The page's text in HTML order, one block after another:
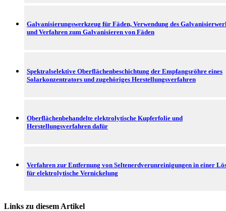
Galvanisierungswerkzeug für Fäden, Verwendung des
und Verfahren zum Galvanisieren von Fäden
Spektralselektive Oberflächenbeschichtung der Empfangsröhre eines
Solarkonzentrators und zugehöriges Herstellungsverfahren
Oberflächenbehandelte elektrolytische Kupferfolie und
Herstellungsverfahren dafür
Verfahren zur Entfernung von Seltenerdverunreinigungen in einer
für elektrolytische Vernickelung
Links zu diesem Artikel